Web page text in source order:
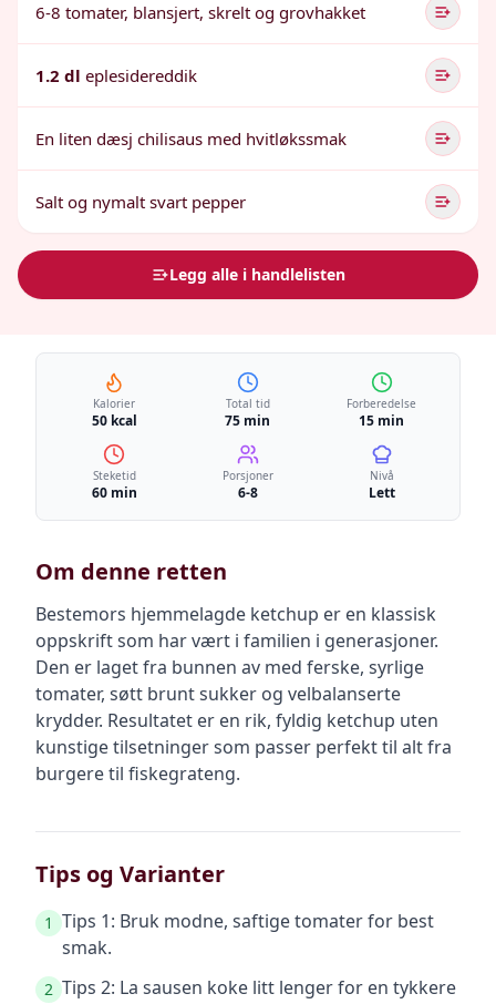
6-8 tomater, blansjert, skrelt og grovhakket
1.2 dl eplesidereddik
En liten dæsj chilisaus med hvitløkssmak
Salt og nymalt svart pepper
Legg alle i handlelisten
Kalorier
50 kcal
Total tid
75 min
Forberedelse
15 min
Steketid
60 min
Porsjoner
6-8
Nivå
Lett
Om denne retten
Bestemors hjemmelagde ketchup er en klassisk
oppskrift som har vært i familien i generasjoner.
Den er laget fra bunnen av med ferske, syrlige
tomater, søtt brunt sukker og velbalanserte
krydder. Resultatet er en rik, fyldig ketchup uten
kunstige tilsetninger som passer perfekt til alt fra
burgere til fiskegrateng.
Tips og Varianter
1 Tips 1: Bruk modne, saftige tomater for best
smak.
2 Tips 2: La sausen koke litt lenger for en tykkere